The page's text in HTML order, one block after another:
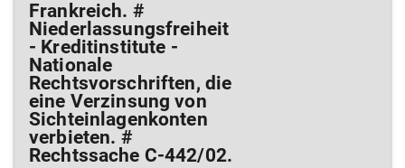
Frankreich. #
Niederlassungsfreiheit
- Kreditinstitute -
Nationale
Rechtsvorschriften, die
eine Verzinsung von
Sichteinlagenkonten
verbieten. #
Rechtssache C-442/02.